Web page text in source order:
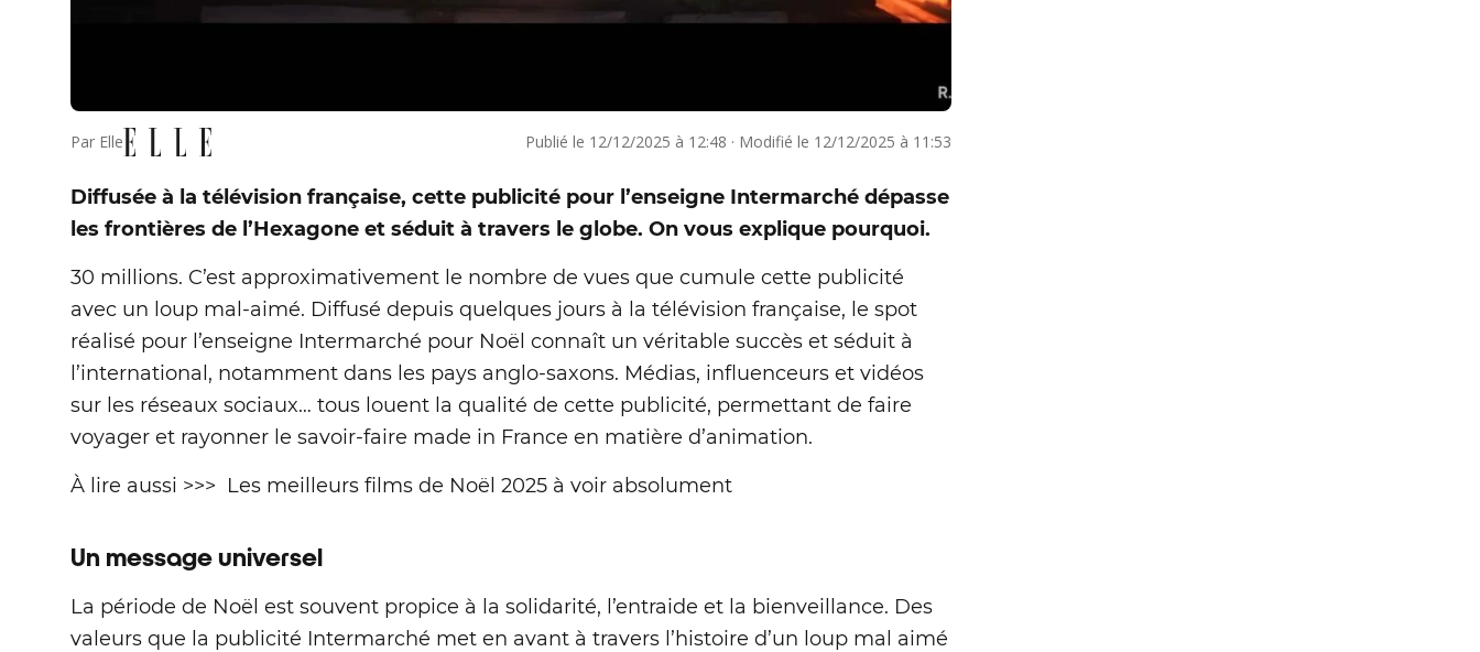
Par Elle Publié le 12/12/2025 à 12:48 · Modifié le 12/12/2025 à 11:53
Diffusée à la télévision française, cette publicité pour l’enseigne Intermarché dépasse
les frontières de l’Hexagone et séduit à travers le globe. On vous explique pourquoi.
30 millions. C’est approximativement le nombre de vues que cumule cette publicité
avec un loup mal-aimé. Diffusé depuis quelques jours à la télévision française, le spot
réalisé pour l’enseigne Intermarché pour Noël connaît un véritable succès et séduit à
l’international, notamment dans les pays anglo-saxons. Médias, influenceurs et vidéos
sur les réseaux sociaux… tous louent la qualité de cette publicité, permettant de faire
voyager et rayonner le savoir-faire made in France en matière d’animation.
À lire aussi >>> Les meilleurs films de Noël 2025 à voir absolument
Un message universel
La période de Noël est souvent propice à la solidarité, l’entraide et la bienveillance. Des
valeurs que la publicité Intermarché met en avant à travers l’histoire d’un loup mal aimé